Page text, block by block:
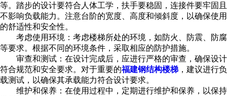
等。踏步的设计要符合人体工学，扶手要稳固，连接件要牢固且
不影响负载能力。注意台阶的宽度、高度和倾斜度，以确保使用
的舒适性和安全性。
考虑使用环境：考虑楼梯所处的环境，如防火、防震、防腐
等要求。根据不同的环境条件，采取相应的防护措施。
审查和测试：在设计完成后，应进行严格的审查，确保设计
符合规范和安全要求。对于重要的福建钢结构楼梯 ，建议进行负
载测试，以确保其承载能力符合设计要求。
维护和保养：在使用过程中，定期进行维护和保养，以保持